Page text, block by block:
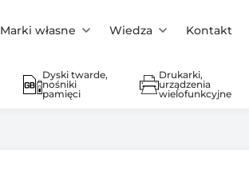
Marki własne Wiedza Kontakt
Dyski twarde,
nośniki
pamięci
Drukarki,
urządzenia
wielofunkcyjne